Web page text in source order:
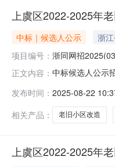
上虞区2022-2025年
中标｜候选人公示 浙
项目编号： 浙同网招
正文内容： 中标候选人公示
项目负责人证书
发布时间： 2025-08-22
相关产品：
老旧小区改造
上虞区2022-2025年